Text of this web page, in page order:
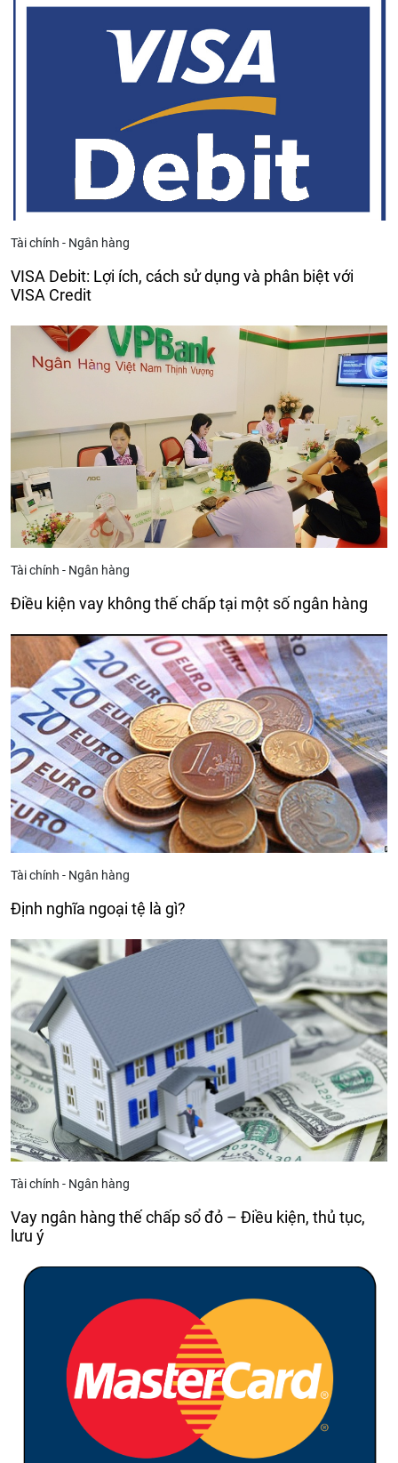
Tài chính - Ngân hàng
VISA Debit: Lợi ích, cách sử dụng và phân biệt với
VISA Credit
Tài chính - Ngân hàng
Điều kiện vay không thế chấp tại một số ngân hàng
Tài chính - Ngân hàng
Định nghĩa ngoại tệ là gì?
Tài chính - Ngân hàng
Vay ngân hàng thế chấp sổ đỏ – Điều kiện, thủ tục,
lưu ý